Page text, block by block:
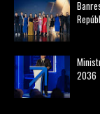
2036